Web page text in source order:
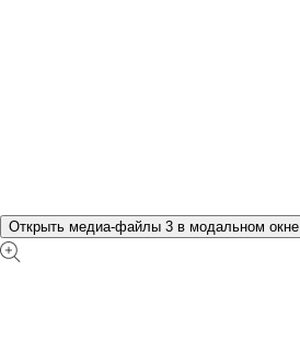
Открыть медиа-файлы 3 в модальном окне